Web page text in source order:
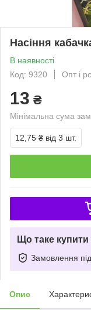
Насіння
В наявності
Код: 9320
Опт і
13 ₴
Мінімальна сума
12,75 ₴ від 3 шт.
Що таке
Замовлення
Опис